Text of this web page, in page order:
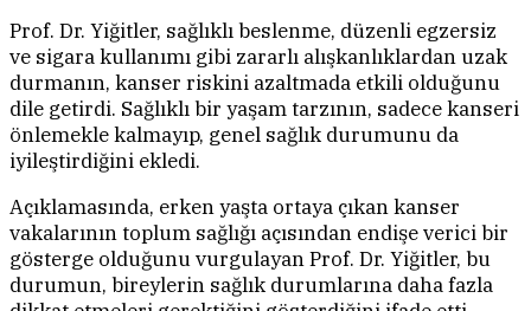
Prof. Dr. Yiğitler, sağlıklı beslenme, düzenli egzersiz
ve sigara kullanımı gibi zararlı alışkanlıklardan uzak
durmanın, kanser riskini azaltmada etkili olduğunu
dile getirdi. Sağlıklı bir yaşam tarzının, sadece kanseri
önlemekle kalmayıp, genel sağlık durumunu da
iyileştirdiğini ekledi.
Açıklamasında, erken yaşta ortaya çıkan kanser
vakalarının toplum sağlığı açısından endişe verici bir
gösterge olduğunu vurgulayan Prof. Dr. Yiğitler, bu
durumun, bireylerin sağlık durumlarına daha fazla